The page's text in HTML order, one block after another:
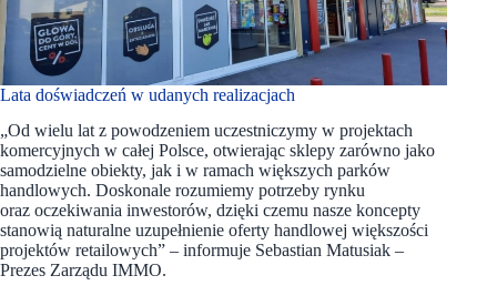
Lata doświadczeń w udanych realizacjach
„Od wielu lat z powodzeniem uczestniczymy w projektach
komercyjnych w całej Polsce, otwierając sklepy zarówno jako
samodzielne obiekty, jak i w ramach większych parków
handlowych. Doskonale rozumiemy potrzeby rynku
oraz oczekiwania inwestorów, dzięki czemu nasze koncepty
stanowią naturalne uzupełnienie oferty handlowej większości
projektów retailowych” – informuje Sebastian Matusiak –
Prezes Zarządu IMMO.